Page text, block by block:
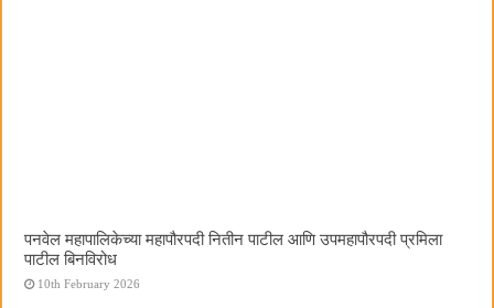
पनवेल महापालिकेच्या महापौरपदी नितीन पाटील आणि उपमहापौरपदी प्रमिला
पाटील बिनविरोध
10th February 2026